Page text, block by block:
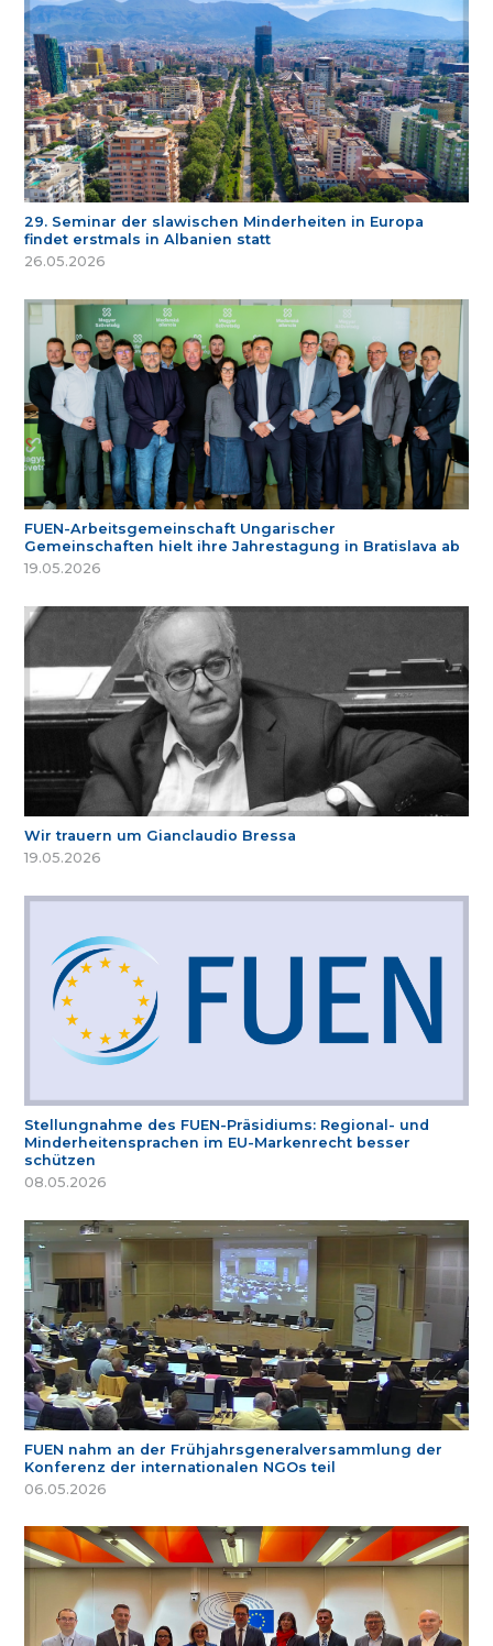
29. Seminar der slawischen Minderheiten in Europa
findet erstmals in Albanien statt
26.05.2026
FUEN-Arbeitsgemeinschaft Ungarischer
Gemeinschaften hielt ihre Jahrestagung in Bratislava ab
19.05.2026
Wir trauern um Gianclaudio Bressa
19.05.2026
Stellungnahme des FUEN-Präsidiums: Regional- und
Minderheitensprachen im EU-Markenrecht besser
schützen
08.05.2026
FUEN nahm an der Frühjahrsgeneralversammlung der
Konferenz der internationalen NGOs teil
06.05.2026